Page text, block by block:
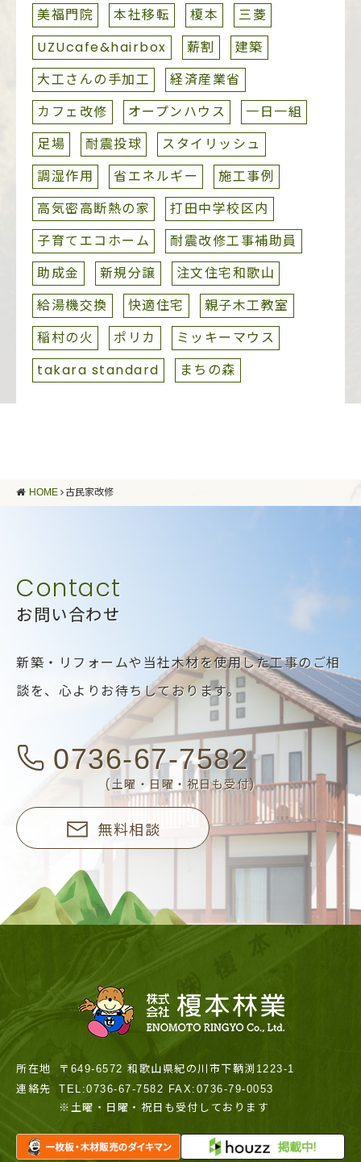
美福門院
本社移転 榎本
三菱
UZUcafe&hairbox
薪割
建築
大工さんの手加工
経済産業省
カフェ改修
オープンハウス
一日一組
足場
耐震投球
スタイリッシュ
調湿作用
省エネルギー
施工事例
高気密高断熱の家
打田中学校区内
子育てエコホーム
耐震改修工事補助員
助成金
新規分譲
注文住宅和歌山
給湯機交換
快適住宅
親子木工教室
稲村の火
ポリカ
ミッキーマウス
takara standard
まちの森
HOME 古民家改修
お問い合わせ
新築・リフォームや当社木材を使用した工事のご相
談を、 心よりお待ちしております。
0736-67-7582
(土曜・日曜・祝日も受付)
無料相談
所在地
〒649-6572 和歌山県紀の川市下鞆渕1223-1
連絡先
TEL:0736-67-7582 FAX:0736-79-0053
※土曜・日曜・祝日も受付しております